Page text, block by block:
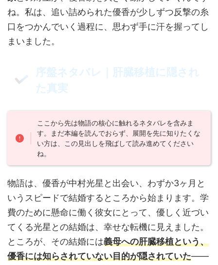
ね。私は、追い詰められた優香が少しずつ反撃の糸
口をつかんでいく過程に、思わず手に汗を握ってし
まいました。
序盤ネタバレ｜肝臓移植に隠され
た真実
ここから先は物語の核心に触れるネタバレを含みま
す。まだ本編を読んでおらず、展開を先に知りたくな
い方は、この見出しを飛ばして読み進めてください
ね。
物語は、優香が中村光星と出会い、わずか3ヶ月と
いうスピードで結婚するところから始まります。学
費のために懸命に働く彼女にとって、優しく近づい
てくる光星との結婚は、幸せな転機に見えました。
ところが、その結婚には義母への肝臓移植という、
優香には知らされていない目的が隠されていた——